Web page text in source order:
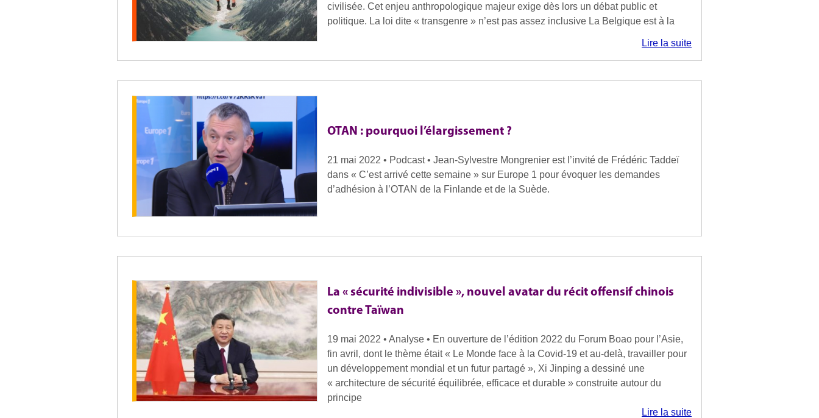
civilisée. Cet enjeu anthropologique majeur exige dès lors un débat public et
politique. La loi dite « transgenre » n’est pas assez inclusive La Belgique est à la
Lire la suite
OTAN : pourquoi l’élargissement ?
21 mai 2022 • Podcast • Jean-Sylvestre Mongrenier est l’invité de Frédéric Taddeï
dans « C’est arrivé cette semaine » sur Europe 1 pour évoquer les demandes
d’adhésion à l’OTAN de la Finlande et de la Suède.
La « sécurité indivisible », nouvel avatar du récit offensif chinois
contre Taïwan
19 mai 2022 • Analyse • En ouverture de l’édition 2022 du Forum Boao pour l’Asie,
fin avril, dont le thème était « Le Monde face à la Covid-19 et au-delà, travailler pour
un développement mondial et un futur partagé », Xi Jinping a dessiné une
« architecture de sécurité équilibrée, efficace et durable » construite autour du
principe
Lire la suite